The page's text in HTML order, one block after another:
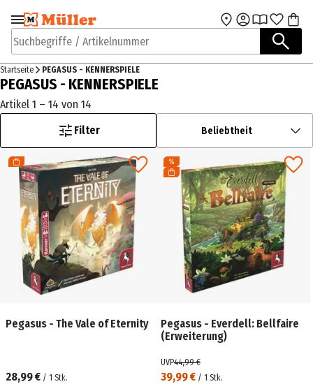
Zur Navigation
springen
Zum Hauptinhalt
Suchbegriffe / Artikelnummer
Startseite PEGASUS - KENNERSPIELE
PEGASUS - KENNERSPIELE
Artikel 1 – 14 von 14
Filter
Beliebtheit
Pegasus - The Vale of Eternity
28,99 € / 1 Stk.
Pegasus - Everdell: Bellfaire
(Erweiterung)
39,99 € / 1 Stk.
UVP44,99 €